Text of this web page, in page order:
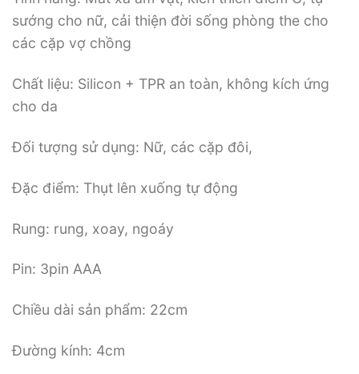
sướng cho nữ, cải thiện đời sống phòng the cho
các cặp vợ chồng
Chất liệu: Silicon + TPR an toàn, không kích ứng
cho da
Đối tượng sử dụng: Nữ, các cặp đôi,
Đặc điểm: Thụt lên xuống tự động
Rung: rung, xoay, ngoáy
Pin: 3pin AAA
Chiều dài sản phẩm: 22cm
Đường kính: 4cm